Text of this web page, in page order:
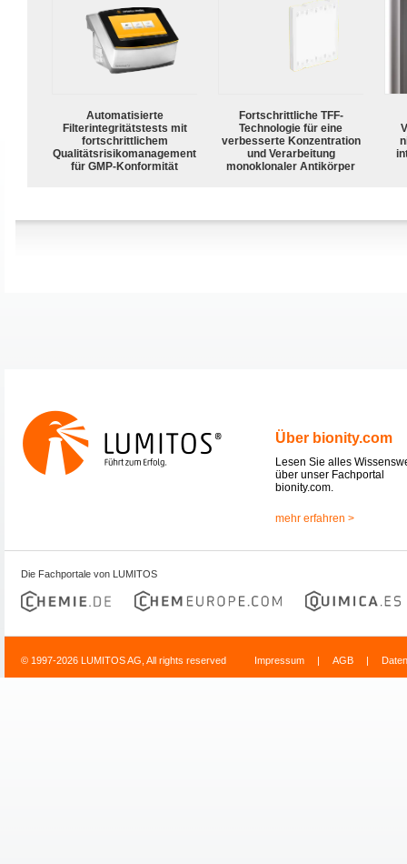
Automatisierte
Filterintegritätstests mit
fortschrittlichem
Qualitätsrisikomanagement
für GMP-Konformität
Fortschrittliche TFF-
Technologie für eine
verbesserte Konzentration
und Verarbeitung
monoklonaler Antikörper
Über bionity.com
Lesen Sie alles
über unser Fachportal
bionity.com.
mehr erfahren >
Die Fachportale von LUMITOS
© 1997-2026 LUMITOS AG, All rights reserved Impressum | AGB |